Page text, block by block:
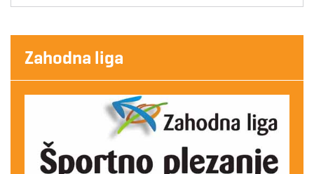
Zahodna liga